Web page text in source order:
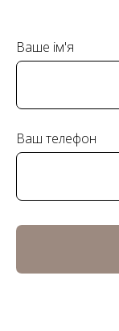
Ваше ім'я
Ваш телефон